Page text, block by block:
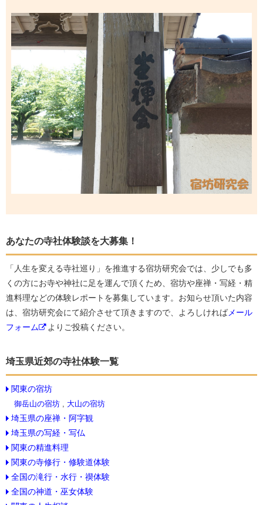
あなたの寺社体験談を大募集！
「人生を変える寺社巡り」を推進する宿坊研究会では、少しでも多
くの方にお寺や神社に足を運んで頂くため、宿坊や座禅・写経・精
進料理などの体験レポートを募集しています。お知らせ頂いた内容
は、宿坊研究会にて紹介させて頂きますので、よろしければ メール
フォーム
よりご投稿ください。
埼玉県近郊の寺社体験一覧
関東の宿坊
御岳山の宿坊 大山の宿坊
埼玉県の座禅・阿字観
埼玉県の写経・写仏
関東の精進料理
関東の寺修行・修験道体験
全国の滝行・水行・禊体験
全国の神道・巫女体験